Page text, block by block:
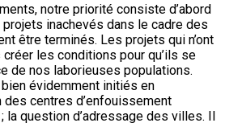
notre priorité consiste d’abord
inachevés dans le cadre des
être terminés. Les projets qui n’ont
les conditions pour qu’ils se
de nos laborieuses populations.
évidemment initiés en
des centres d’enfouissement
la question d’adressage des villes. Il